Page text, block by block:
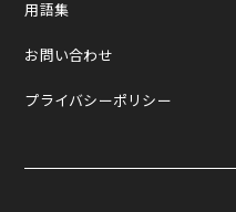
用語集
お問い合わせ
プライバシーポリシー